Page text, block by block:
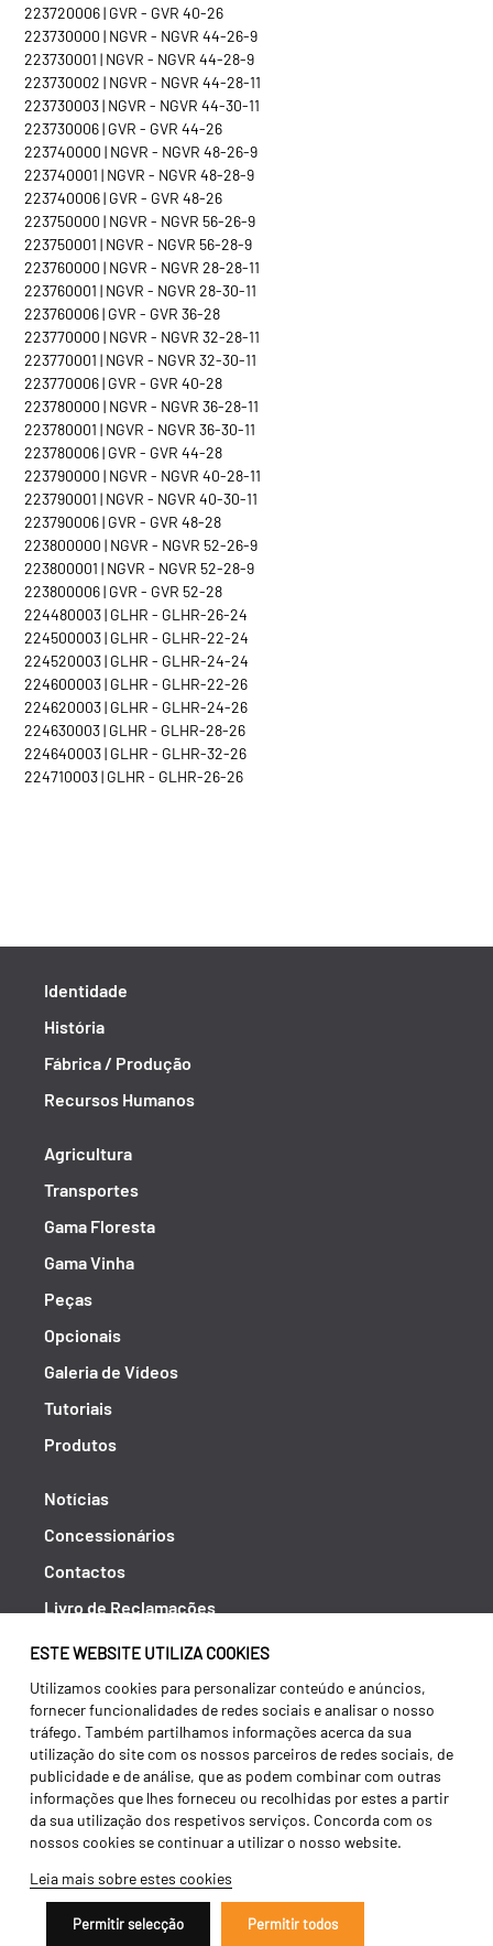
ESTE WEBSITE UTILIZA COOKIES
Utilizamos cookies para personalizar conteúdo e anúncios,
fornecer funcionalidades de redes sociais e analisar o nosso
tráfego. Também partilhamos informações acerca da sua
utilização do site com os nossos parceiros de redes sociais, de
publicidade e de análise, que as podem combinar com outras
informações que lhes forneceu ou recolhidas por estes a partir
da sua utilização dos respetivos serviços. Concorda com os
nossos cookies se continuar a utilizar o nosso website.
Leia mais sobre estes cookies
Permitir selecção Permitir todos
223720006 | GVR - GVR 40-26
223730000 | NGVR - NGVR 44-26-9
223730001 | NGVR - NGVR 44-28-9
223730002 | NGVR - NGVR 44-28-11
223730003 | NGVR - NGVR 44-30-11
223730006 | GVR - GVR 44-26
223740000 | NGVR - NGVR 48-26-9
223740001 | NGVR - NGVR 48-28-9
223740006 | GVR - GVR 48-26
223750000 | NGVR - NGVR 56-26-9
223750001 | NGVR - NGVR 56-28-9
223760000 | NGVR - NGVR 28-28-11
223760001 | NGVR - NGVR 28-30-11
223760006 | GVR - GVR 36-28
223770000 | NGVR - NGVR 32-28-11
223770001 | NGVR - NGVR 32-30-11
223770006 | GVR - GVR 40-28
223780000 | NGVR - NGVR 36-28-11
223780001 | NGVR - NGVR 36-30-11
223780006 | GVR - GVR 44-28
223790000 | NGVR - NGVR 40-28-11
223790001 | NGVR - NGVR 40-30-11
223790006 | GVR - GVR 48-28
223800000 | NGVR - NGVR 52-26-9
223800001 | NGVR - NGVR 52-28-9
223800006 | GVR - GVR 52-28
224480003 | GLHR - GLHR-26-24
224500003 | GLHR - GLHR-22-24
224520003 | GLHR - GLHR-24-24
224600003 | GLHR - GLHR-22-26
224620003 | GLHR - GLHR-24-26
224630003 | GLHR - GLHR-28-26
224640003 | GLHR - GLHR-32-26
224710003 | GLHR - GLHR-26-26
Identidade
História
Fábrica / Produção
Recursos Humanos
Agricultura
Transportes
Gama Floresta
Gama Vinha
Peças
Opcionais
Galeria de Vídeos
Tutoriais
Produtos
Notícias
Concessionários
Contactos
Livro de Reclamações
Política de Privacidade
Canal de Denúncias (RGPC)
Termos e condições